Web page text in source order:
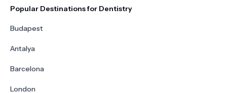
Popular Destinations for Dentistry
Budapest
Antalya
Barcelona
London